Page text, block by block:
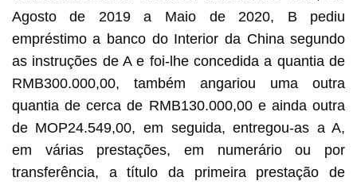
Agosto de 2019 a Maio de 2020, B pediu
empréstimo a banco do Interior da China segundo
as instruções de A e foi-lhe concedida a quantia de
RMB300.000,00, também angariou uma outra
quantia de cerca de RMB130.000,00 e ainda outra
de MOP24.549,00, em seguida, entregou-as a A,
em várias prestações, em numerário ou por
transferência, a título da primeira prestação de